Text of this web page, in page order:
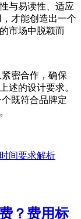
与易读性、适应
才能创造出一个
市场中脱颖而
密合作，确保
述的设计要求。
既符合品牌定
间要求解析
？费用标